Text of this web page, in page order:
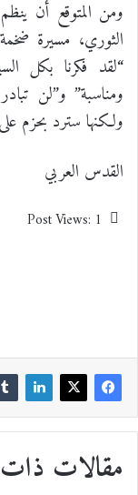
الثوري، مسيرة
“لقد فكرنا بكل
ومناسبة” و”لن
ولكنها سترد بحزم
القدس العربي
Post Views: 1
مقالات